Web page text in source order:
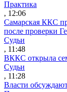
Практика
, 12:06
Самарская ККС
после проверки
Судьи
, 11:48
ВККС открыла
Судьи
, 11:28
Власти